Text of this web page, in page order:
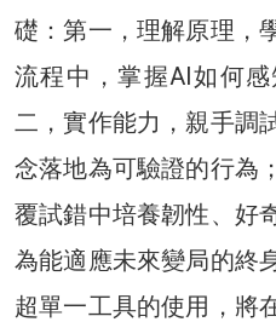
礎：第一，理解原理，
流程中，掌握AI如何
二，實作能力，親手調
念落地為可驗證的行為
覆試錯中培養韌性、好
為能適應未來變局的終
超單一工具的使用，將